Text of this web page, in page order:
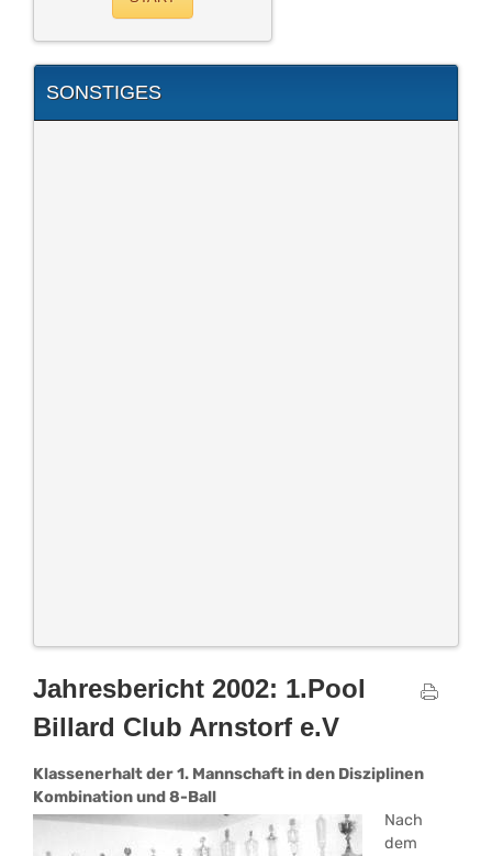
SONSTIGES
Jahresbericht 2002: 1.Pool
Billard Club Arnstorf e.V
Klassenerhalt der 1. Mannschaft in den Disziplinen
Kombination und 8-Ball
Nach
dem